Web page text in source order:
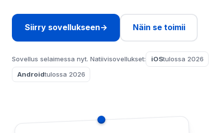
Siirry sovellukseen→ Näin se toimii
Sovellus selaimessa nyt. Natiivisovellukset: iOStulossa 2026
Androidtulossa 2026